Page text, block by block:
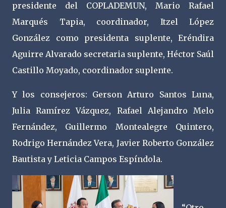
presidente del COPLADEMUN, Mario Rafael
Marqués Tapia, coordinador, Itzel López
González como presidenta suplente, Eréndira
Aguirre Alvarado secretaria suplente, Héctor Saúl
Castillo Moyado, coordinador suplente.
Y los consejeros: Gerson Arturo Santos Luna,
Julia Ramírez Vázquez, Rafael Alejandro Melo
Fernández, Guillermo Montealegre Quintero,
Rodrigo Hernández Vera, Javier Roberto González
Bautista y Leticia Campos Espíndola.